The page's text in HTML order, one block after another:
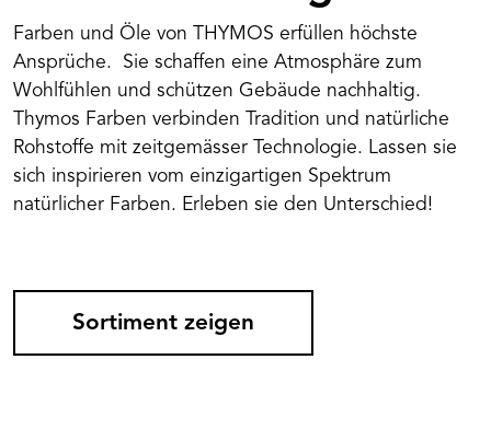
Farben und Öle von THYMOS erfüllen höchste
Ansprüche. Sie schaffen eine Atmosphäre zum
Wohlfühlen und schützen Gebäude nachhaltig.
Thymos Farben verbinden Tradition und natürliche
Rohstoffe mit zeitgemässer Technologie. Lassen sie
sich inspirieren vom einzigartigen Spektrum
natürlicher Farben. Erleben sie den Unterschied!
Sortiment zeigen